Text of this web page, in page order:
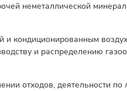
неметаллической
и кондиционированным
и распределению
отходов, деятельности